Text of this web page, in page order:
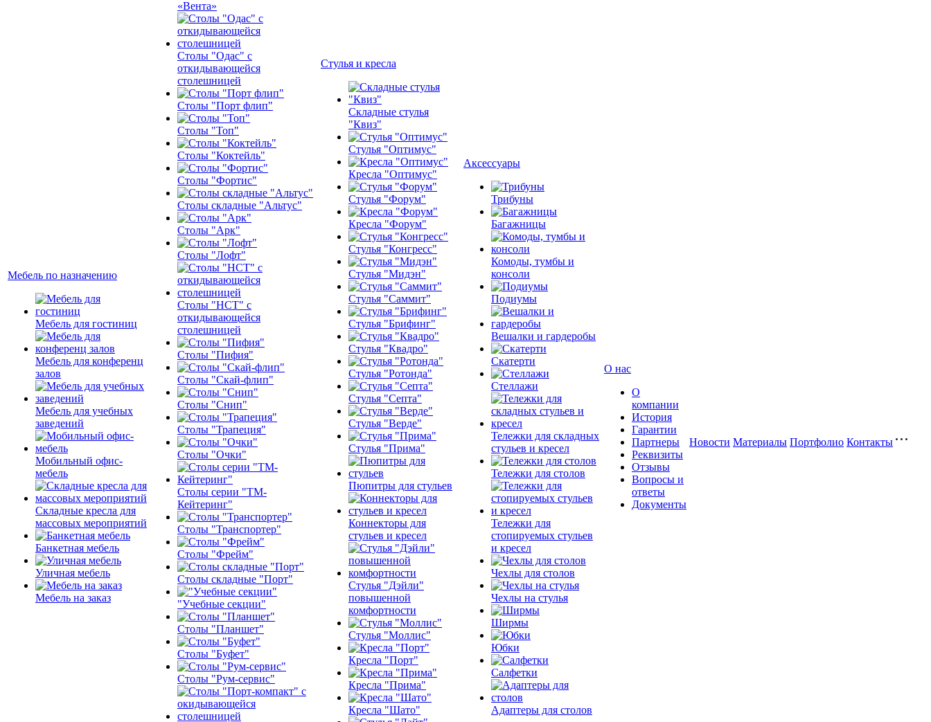
Мебель по назначению
Мебель для гостиниц
Мебель для конференц
залов
Мебель для учебных
заведений
Мобильный офис-
мебель
Складные кресла для
массовых мероприятий
Банкетная мебель
Уличная мебель
Мебель на заказ
«Вента»
Столы "Одас" с
откидывающейся
столешницей
Столы "Порт флип"
Столы "Топ"
Столы "Коктейль"
Столы "Фортис"
Столы складные "Альтус"
Столы "Арк"
Столы "Лофт"
Столы "НСТ" с
откидывающейся
столешницей
Столы "Пифия"
Столы "Скай-флип"
Столы "Снип"
Столы "Трапеция"
Столы "Очки"
Столы серии "ТМ-
Кейтеринг"
Столы "Транспортер"
Столы "Фрейм"
Столы складные "Порт"
"Учебные секции"
Столы "Планшет"
Столы "Буфет"
Столы "Рум-сервис"
Стулья и кресла
Складные стулья
"Квиз"
Стулья "Оптимус"
Кресла "Оптимус"
Стулья "Форум"
Кресла "Форум"
Стулья "Конгресс"
Стулья "Мидэн"
Стулья "Саммит"
Стулья "Брифинг"
Стулья "Квадро"
Стулья "Ротонда"
Стулья "Септа"
Стулья "Верде"
Стулья "Прима"
Пюпитры для стульев
Коннекторы для
стульев и кресел
Стулья "Дэйли"
повышенной
комфортности
Стулья "Моллис"
Кресла "Порт"
Кресла "Прима"
Кресла "Шато"
Аксессуары
Трибуны
Багажницы
Комоды, тумбы и
консоли
Подиумы
Вешалки и гардеробы
Скатерти
Стеллажи
Тележки для складных
стульев и кресел
Тележки для столов
Тележки для
стопируемых стульев
и кресел
Чехлы для столов
Чехлы на стулья
Ширмы
Юбки
Салфетки
Адаптеры для столов
О нас
О
компании
История
Гарантии
Партнеры
Реквизиты
Отзывы
Вопросы и
ответы
Документы
Новости Материалы Портфолио Контакты